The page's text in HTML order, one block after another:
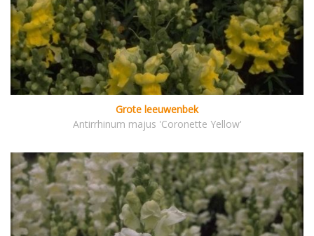
Grote leeuwenbek
Antirrhinum majus 'Coronette Yellow'